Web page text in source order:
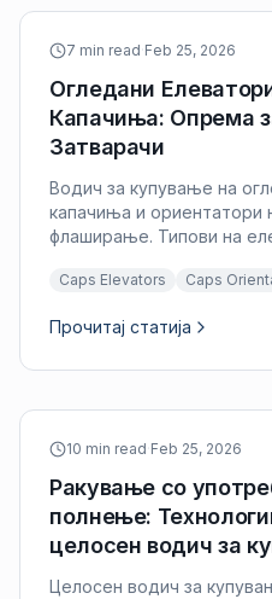
7 min read·Feb 25, 2026
Огледани
Капачиња: Опрема
Затварачи
Водич за купување на
капачиња и ориентатори
флаширање. Типови на
ракување со затварачи.
Caps Elevators Caps
Прочитај статија
10 min read·Feb 25, 2026
Ракување со
полнење:
целосен водич за
Целосен водич за